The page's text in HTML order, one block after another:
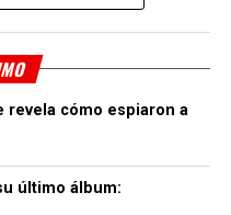
revela cómo espiaron a
último álbum: